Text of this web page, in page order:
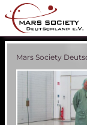
Mars Society